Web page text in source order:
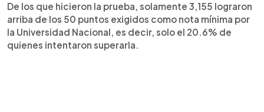
De los que hicieron la prueba, solamente 3,155 lograron
arriba de los 50 puntos exigidos como nota mínima por
la Universidad Nacional, es decir, solo el 20.6% de
quienes intentaron superarla.